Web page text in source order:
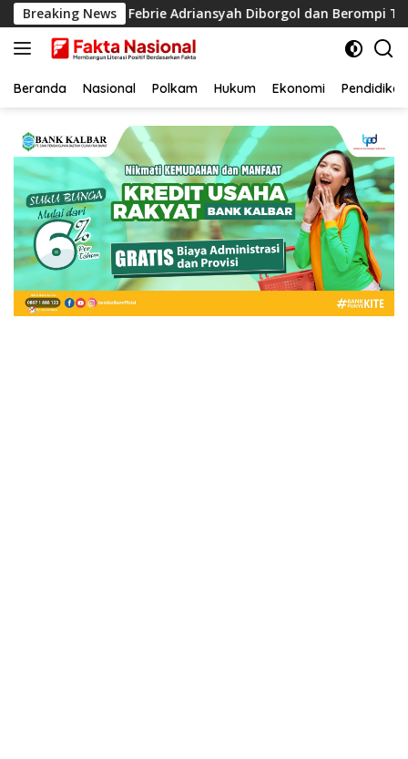
Langsung
ke
konten
Breaking NewsFebrie Adriansyah Diborgol dan Berompi Tahanan,
Beranda Nasional Polkam Hukum Ekonomi Pendidikan